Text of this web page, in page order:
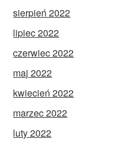
sierpień 2022
lipiec 2022
czerwiec 2022
maj 2022
kwiecień 2022
marzec 2022
luty 2022